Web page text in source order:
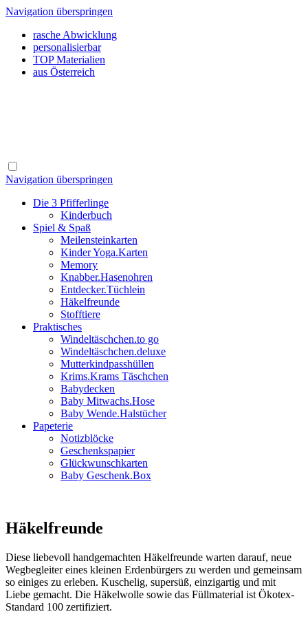
Navigation überspringen
rasche Abwicklung
personalisierbar
TOP Materialien
aus Österreich
Navigation überspringen
Die 3 Pfifferlinge
Kinderbuch
Spiel & Spaß
Meilensteinkarten
Kinder Yoga.Karten
Memory
Knabber.Hasenohren
Entdecker.Tüchlein
Häkelfreunde
Stofftiere
Praktisches
Windeltäschchen.to go
Windeltäschchen.deluxe
Mutterkindpasshüllen
Krims.Krams Täschchen
Babydecken
Baby Mitwachs.Hose
Baby Wende.Halstücher
Papeterie
Notizblöcke
Geschenkspapier
Glückwunschkarten
Baby Geschenk.Box
Häkelfreunde
Diese liebevoll handgemachten Häkelfreunde warten darauf, neue
Wegbegleiter eines kleinen Erdenbürgers zu werden und gemeinsam
so einiges zu erleben. Kuschelig, supersüß, einzigartig und mit
Liebe gemacht. Die Häkelwolle sowie das Füllmaterial ist Ökotex-
Standard 100 zertifiziert.